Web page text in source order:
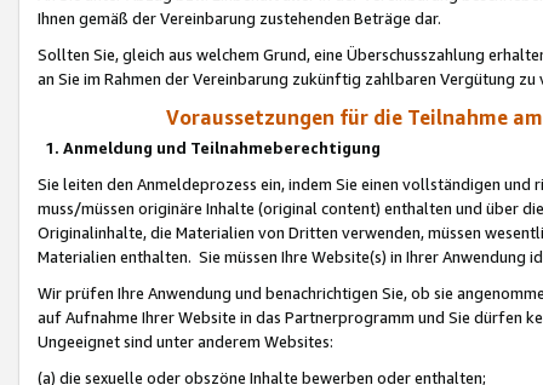
Ihnen gemäß der Vereinbarung zustehenden Beträge dar.
Sollten Sie, gleich aus welchem Grund, eine Überschusszahlung
an Sie im Rahmen der Vereinbarung zukünftig zahlbaren Vergütung zu
Voraussetzungen für die Teilnahme
1. Anmeldung und Teilnahmeberechtigung
Sie leiten den Anmeldeprozess ein, indem Sie einen vollständigen
muss/müssen originäre Inhalte (original content) enthalten und über
Originalinhalte, die Materialien von Dritten verwenden, müssen
Materialien enthalten. Sie müssen Ihre Website(s) in Ihrer Anwendung
Wir prüfen Ihre Anwendung und benachrichtigen Sie, ob sie
auf Aufnahme Ihrer Website in das Partnerprogramm und Sie dürfen
Ungeeignet sind unter anderem Websites:
(a) die sexuelle oder obszöne Inhalte bewerben oder enthalten;